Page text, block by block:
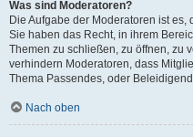
Was sind Moderatoren?
Die Aufgabe der Moderatoren ist
Sie haben das Recht, in ihrem
Themen zu schließen, zu öffnen, zu
verhindern Moderatoren, dass
Thema Passendes, oder
Nach oben